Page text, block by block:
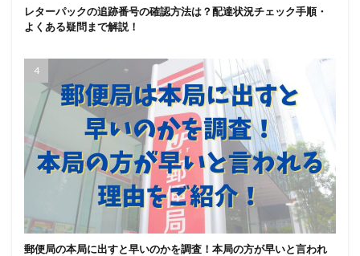
レターパックの追跡番号の確認方法は？配達状況チェック手順・
よくある疑問まで解説！
郵便局の本局に出すと早いのかを調査！本局の方が早いと言われ